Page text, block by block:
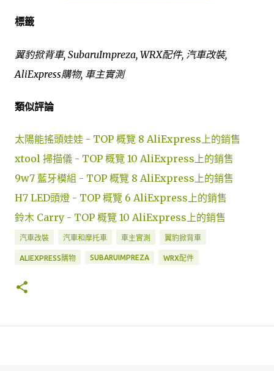
標籤
翼豹掀背車, SubaruImpreza, WRX配件, 汽車改裝,
AliExpress購物, 車主實測
類似評論
太陽能搖頭娃娃 - TOP 概覽 8 AliExpress上的銷售
xtool 掃描儀 - TOP 概覽 10 AliExpress上的銷售
9w7 藍牙模組 - TOP 概覽 8 AliExpress上的銷售
H7 LED頭燈 - TOP 概覽 6 AliExpress上的銷售
鈴木 Carry - TOP 概覽 10 AliExpress上的銷售
汽車改裝 汽車和摩托車 車主實測 翼豹掀背車
ALIEXPRESS購物 SUBARUIMPREZA WRX配件